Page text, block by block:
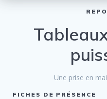
Une prise en
FICHES DE PRÉSENCE